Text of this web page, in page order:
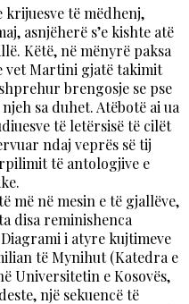
krijuesve të mëdhenj,
asnjëherë s’e kishte atë
Këtë, në mënyrë paksa
vet Martini gjatë takimit
brengosje se pse
sa duhet. Atëbotë ai ua
të letërsisë të cilët
ndaj veprës së tij
të antologjive e
më në mesin e të gjallëve,
disa reminishenca
i atyre kujtimeve
të Mynihut (Katedra e
Universitetin e Kosovës,
një sekuencë të